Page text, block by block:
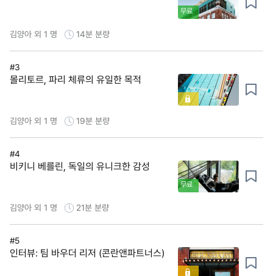
무료
김양아 외 1 명 14분 분량
#3
몰리토르, 파리 체류의 유일한 목적
김양아 외 1 명 19분 분량
#4
비키니 베를린, 독일의 유니크한 감성
무료
김양아 외 1 명 21분 분량
#5
인터뷰: 팀 바우더 리저 (콘란앤파트너스)